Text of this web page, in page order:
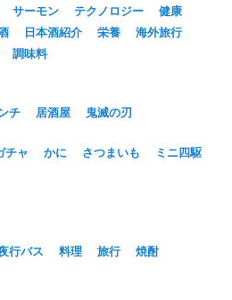
サーモン テクノロジー
健康
日本酒紹介 栄養
海外旅行
調味料
チ 居酒屋
鬼滅の刃
チャ かに さつまいも
ミニ四駆
行バス 料理 旅行
焼酎